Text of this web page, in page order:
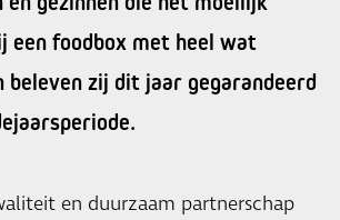
een foodbox met heel wat
beleven zij dit jaar gegarandeerd
en duurzaam partnerschap